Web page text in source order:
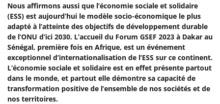
Nous affirmons aussi que l’économie sociale et solidaire
(ESS) est aujourd’hui le modèle socio-économique le plus
adapté à l’atteinte des objectifs de développement durable
de l’ONU d’ici 2030. L’accueil du Forum GSEF 2023 à Dakar au
Sénégal, première fois en Afrique, est un événement
exceptionnel d’internationalisation de l’ESS sur ce continent.
L’économie sociale et solidaire est en effet présente partout
dans le monde, et partout elle démontre sa capacité de
transformation positive de l’ensemble de nos sociétés et de
nos territoires.